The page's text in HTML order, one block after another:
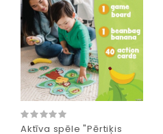
Aktīva spēle "Pērtiķis